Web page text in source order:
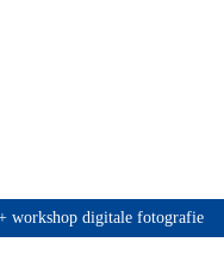
workshop digitale fotografie